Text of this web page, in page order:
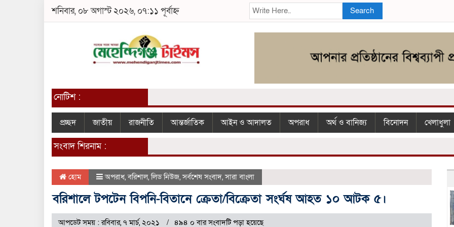
শনিবার, ০৮ অগাস্ট ২০২৬, ০৭:১১ পূর্বাহ্ন Search
নোটিশ :
প্রচ্ছদ জাতীয় রাজনীতি আন্তর্জাতিক আইন ও আদালত অপরাধ অর্থ ও বানিজ্য বিনোদন খেলাধুলা
সংবাদ শিরনাম :
হোম অপরাধ,বরিশাল,লিড নিউজ,সর্বশেষ সংবাদ,সারা বাংলা
বরিশালে টপটেন বিপনি-বিতানে ক্রেতা/বিক্রেতা সংর্ঘষ আহত ১০ আটক ৫।
আপডেট সময় : রবিবার, ৭ মার্চ, ২০২১ ৪৯৪ ০ বার সংবাদটি পড়া হয়েছে